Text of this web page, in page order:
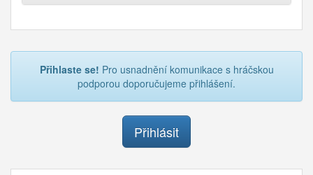
Přihlaste se! Pro usnadnění komunikace s hráčskou
podporou doporučujeme přihlášení.
Přihlásit